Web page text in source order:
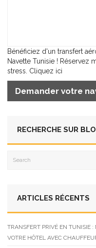
Bénéficiez d'un transfert
Navette Tunisie ! Réservez
stress. Cliquez ici
Demander votre
RECHERCHE SUR
ARTICLES RÉCENTS
TRANSFERT PRIVÉ EN TUNISIE :
VOTRE HÔTEL AVEC